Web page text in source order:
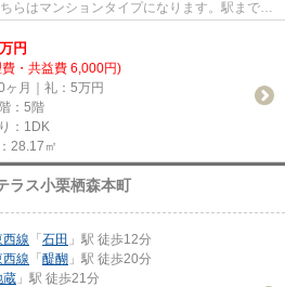
らはマンションタイプになります。駅まで徒
万円
・共益費 6,000円)
ヶ月｜礼：5万円
：5階
：1DK
28.17㎡
ラス小栗栖森本町
線 「 石田 」駅 徒歩12分
線 「 醍醐 」駅 徒歩20分
蔵 」駅 徒歩21分